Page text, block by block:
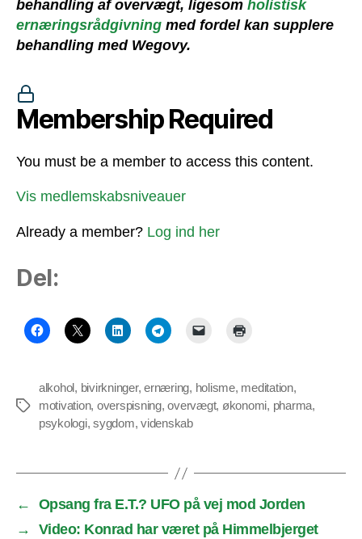
behandling af overvægt, ligesom holistisk
ernæringsrådgivning med fordel kan supplere
behandling med Wegovy.
Membership Required
You must be a member to access this content.
Vis medlemskabsniveauer
Already a member? Log ind her
Del:
Tags
alkohol, bivirkninger,ernæring, holisme, meditation,
motivation, overspisning,overvægt, økonomi, pharma,
psykologi,sygdom,videnskab
←
Opsang fra E.T.? UFO på vej mod Jorden
→
Video: Konrad har været på Himmelbjerget